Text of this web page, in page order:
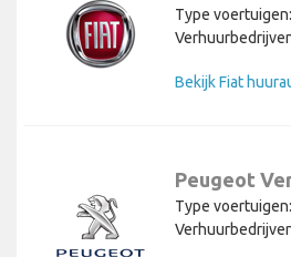
Type
Bekijk Fiat
Peugeot
Type